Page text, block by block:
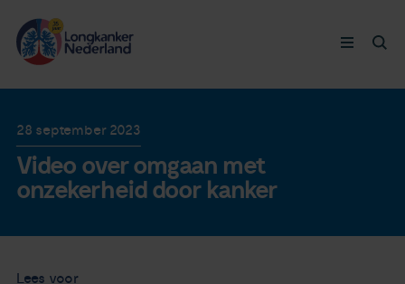
Longkanker
Leven met
28 september 2023
Video over omgaan met
onzekerheid door kanker
Lees voor